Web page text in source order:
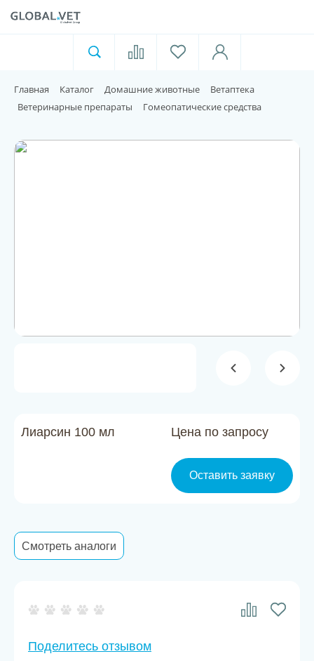
Для пищевой индустрии
Домашние животные
Контакты
Главная Каталог Домашние животные
Ветаптека
Ветеринарные препараты
Гомеопатические средства
Лиарсин 100 мл Цена по запросу
Оставить заявку
Смотреть аналоги
Поделитесь отзывом